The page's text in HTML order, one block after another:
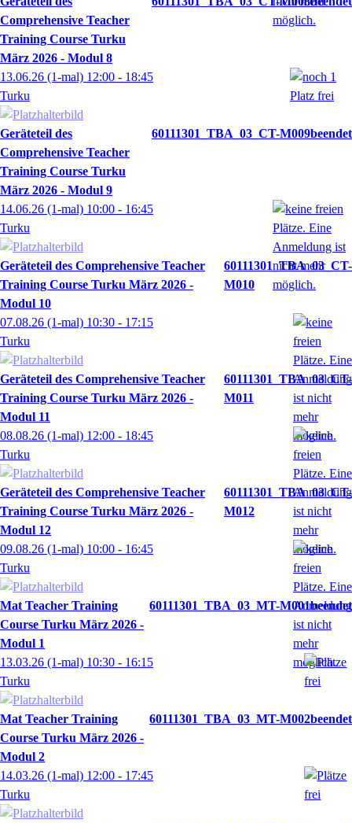
Comprehensive Teacher
Training Course Turku
März 2026 - Modul 8
13.06.26 (1-mal) 12:00 - 18:45
Turku
Geräteteil des
Comprehensive Teacher
Training Course Turku
März 2026 - Modul 9
60111301_TBA_03_CT-M009
14.06.26 (1-mal) 10:00 - 16:45
Turku
Geräteteil des Comprehensive Teacher
Training Course Turku März 2026 -
Modul 10
60111301_TBA_03_CT-
M010
07.08.26 (1-mal) 10:30 - 17:15
Turku
Geräteteil des Comprehensive Teacher
Training Course Turku März 2026 -
Modul 11
60111301_TBA_03_CT-
M011
08.08.26 (1-mal) 12:00 - 18:45
Turku
Geräteteil des Comprehensive Teacher
Training Course Turku März 2026 -
Modul 12
60111301_TBA_03_CT-
M012
09.08.26 (1-mal) 10:00 - 16:45
Turku
Mat Teacher Training
Course Turku März 2026 -
Modul 1
60111301_TBA_03_MT-M001
13.03.26 (1-mal) 10:30 - 16:15
Turku
Mat Teacher Training
Course Turku März 2026 -
Modul 2
60111301_TBA_03_MT-M002
14.03.26 (1-mal) 12:00 - 17:45
Turku